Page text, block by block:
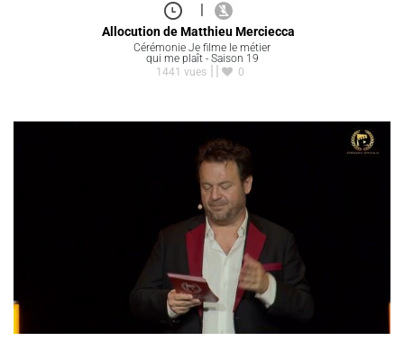
|
Allocution de Matthieu Merciecca
Cérémonie Je filme le métier
qui me plaît - Saison 19
1441 vues
0